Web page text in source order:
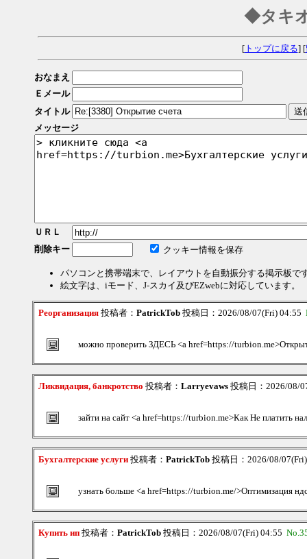
◆タキ
[トップに戻る] [
おなまえ
Ｅメール
タイトル
メッセージ
ＵＲＬ
削除キー
クッキー情報を保存
パソコンと携帯端末で、レイアウトを自動振分する掲示板で
絵文字は、iモード、J-スカイ及びEZwebに対応しています。
Реорганизация 投稿者： PatrickTob 投稿日：2026/08/07(Fri) 04:55
можно проверить ЗДЕСЬ <a href=https://
Ликвидация, банкротство 投稿者： Larryevaws 投稿日：2026/08/
зайти на сайт <a href=https://turbion.me>Как Не платить
Бухгалтерские услуги 投稿者： PatrickTob 投稿日：2026/08/
узнать больше <a href=https://turbion.me/>Оптимизация
Купить ип 投稿者： PatrickTob 投稿日：2026/08/07(Fri) 04:55